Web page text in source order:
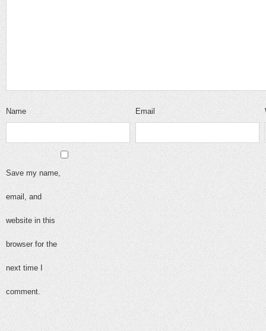
Name Email
Save my name,
email, and
website in this
browser for the
next time I
comment.